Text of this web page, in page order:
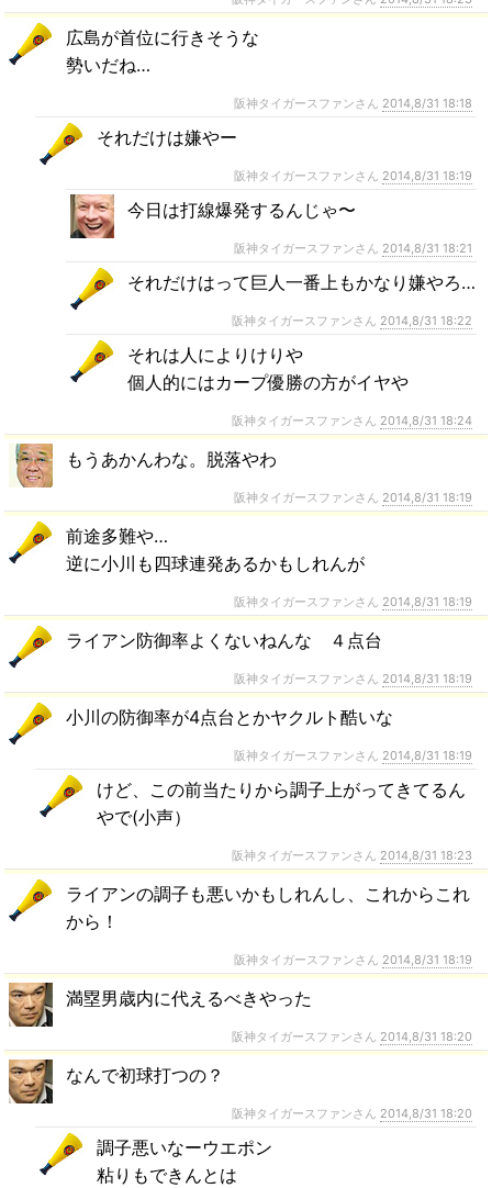
広島が首位に行きそうな
勢いだね…
阪神タイガースファンさん 2014,8/31 18:18
それだけは嫌やー
阪神タイガースファンさん 2014,8/31 18:19
今日は打線爆発するんじゃ〜
阪神タイガースファンさん 2014,8/31 18:21
それだけはって巨人一番上もかなり嫌やろ…
阪神タイガースファンさん 2014,8/31 18:22
それは人によりけりや
個人的にはカープ優勝の方がイヤや
阪神タイガースファンさん 2014,8/31 18:24
もうあかんわな。脱落やわ
阪神タイガースファンさん 2014,8/31 18:19
前途多難や…
逆に小川も四球連発あるかもしれんが
阪神タイガースファンさん 2014,8/31 18:19
ライアン防御率よくないねんな ４点台
阪神タイガースファンさん 2014,8/31 18:19
小川の防御率が4点台とかヤクルト酷いな
阪神タイガースファンさん 2014,8/31 18:19
けど、この前当たりから調子上がってきてるん
やで(小声）
阪神タイガースファンさん 2014,8/31 18:23
ライアンの調子も悪いかもしれんし、これからこれ
から！
阪神タイガースファンさん 2014,8/31 18:19
満塁男歳内に代えるべきやった
阪神タイガースファンさん 2014,8/31 18:20
なんで初球打つの？
阪神タイガースファンさん 2014,8/31 18:20
調子悪いなーウエポン
粘りもできんとは